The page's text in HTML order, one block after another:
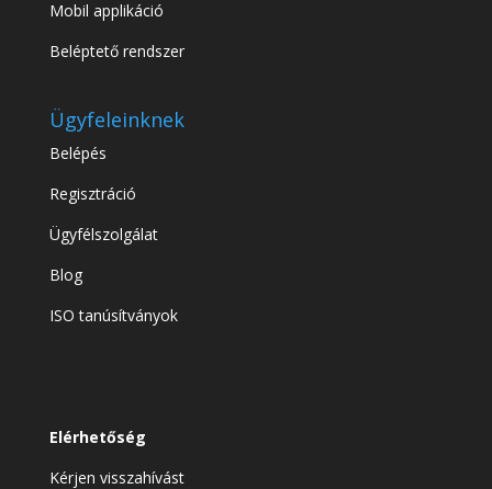
Mobil applikáció
Beléptető rendszer
Ügyfeleinknek
Belépés
Regisztráció
Ügyfélszolgálat
Blog
ISO tanúsítványok
Elérhetőség
Kérjen visszahívást